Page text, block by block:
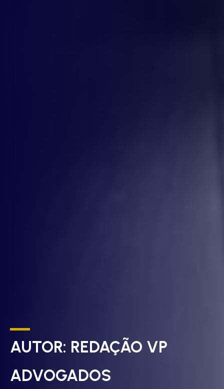
AUTOR: REDAÇÃO VP
ADVOGADOS